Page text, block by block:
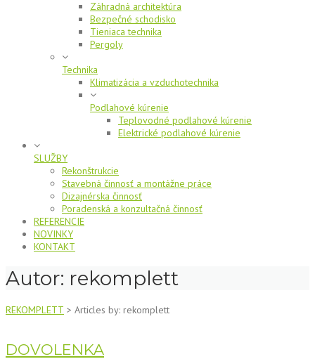
Záhradná architektúra
Bezpečné schodisko
Tieniaca technika
Pergoly
Technika
Klimatizácia a vzduchotechnika
Podlahové kúrenie
Teplovodné podlahové kúrenie
Elektrické podlahové kúrenie
SLUŽBY
Rekonštrukcie
Stavebná činnosť a montážne práce
Dizajnérska činnosť
Poradenská a konzultačná činnosť
REFERENCIE
NOVINKY
KONTAKT
Autor: rekomplett
REKOMPLETT > Articles by: rekomplett
DOVOLENKA